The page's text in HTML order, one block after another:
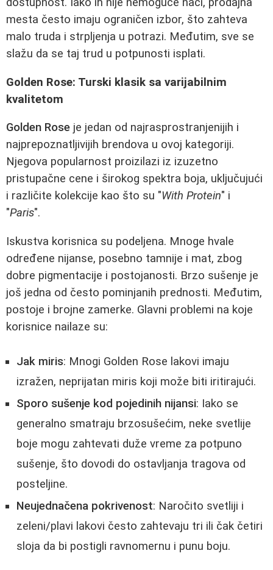
mesta često imaju ograničen izbor, što zahteva
malo truda i strpljenja u potrazi. Međutim, sve se
slažu da se taj trud u potpunosti isplati.
Golden Rose: Turski klasik sa varijabilnim
kvalitetom
Golden Rose je jedan od najrasprostranjenijih i
najprepoznatljivijih brendova u ovoj kategoriji.
Njegova popularnost proizilazi iz izuzetno
pristupačne cene i širokog spektra boja, uključujući
i različite kolekcije kao što su "With Protein" i
"Paris".
Iskustva korisnica su podeljena. Mnoge hvale
određene nijanse, posebno tamnije i mat, zbog
dobre pigmentacije i postojanosti. Brzo sušenje je
još jedna od često pominjanih prednosti. Međutim,
postoje i brojne zamerke. Glavni problemi na koje
korisnice nailaze su:
Jak miris: Mnogi Golden Rose lakovi imaju
izražen, neprijatan miris koji može biti iritirajući.
Sporo sušenje kod pojedinih nijansi: Iako se
generalno smatraju brzosušećim, neke svetlije
boje mogu zahtevati duže vreme za potpuno
sušenje, što dovodi do ostavljanja tragova od
posteljine.
Neujednačena pokrivenost: Naročito svetliji i
zeleni/plavi lakovi često zahtevaju tri ili čak četiri
sloja da bi postigli ravnomernu i punu boju.